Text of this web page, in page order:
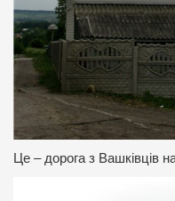
Це – дорога з Вашківців